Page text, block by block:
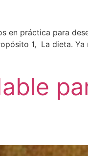
en práctica para
1, La dieta.